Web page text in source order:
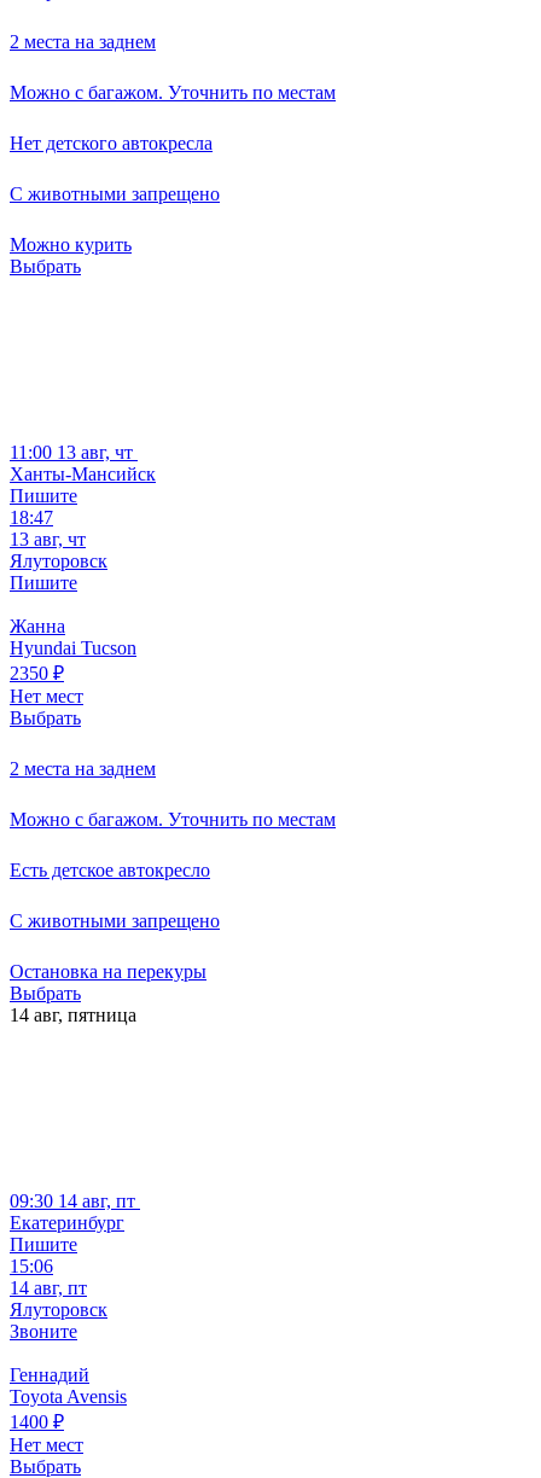
2 места на заднем
Можно с багажом. Уточнить по местам
Нет детского автокресла
С животными запрещено
Можно курить
Выбрать
11:00 13 авг, чт
Ханты-Мансийск
Пишите
18:47
13 авг, чт
Ялуторовск
Пишите
Жанна
Hyundai Tucson
2350 ₽
Нет мест
Выбрать
2 места на заднем
Можно с багажом. Уточнить по местам
Есть детское автокресло
С животными запрещено
Остановка на перекуры
Выбрать
14 авг, пятница
09:30 14 авг, пт
Екатеринбург
Пишите
15:06
14 авг, пт
Ялуторовск
Звоните
Геннадий
Toyota Avensis
1400 ₽
Нет мест
Выбрать